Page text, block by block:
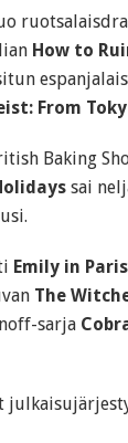
How to
From
Baking
sai
Emily in Paris
The
sarja